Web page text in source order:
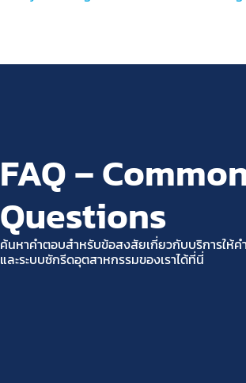
FAQ –
Questions
ค้นหาคำตอบสำหรับข้อสงสัยเกี่ยวกับบริการให้ค
และระบบซักรีดอุตสาหกรรมของเราได้ที่นี่